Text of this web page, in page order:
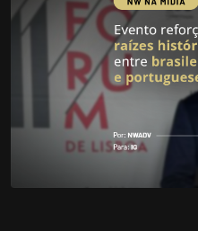
Siga-nos
A | A